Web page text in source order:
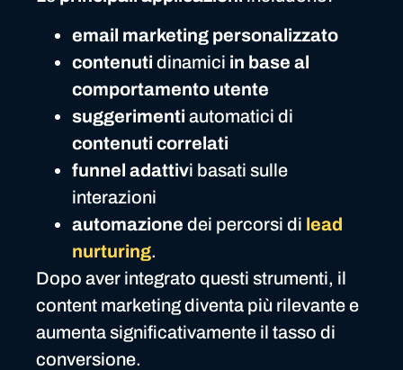
email marketing personalizzato
contenuti dinamici in base al
comportamento utente
suggerimenti automatici di
contenuti correlati
funnel adattivi basati sulle
interazioni
automazione dei percorsi di lead
nurturing.
Dopo aver integrato questi strumenti, il
content marketing diventa più rilevante e
aumenta significativamente il tasso di
conversione.